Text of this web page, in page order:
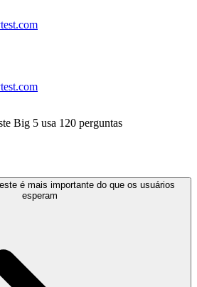
Big 5 usa 120 perguntas
é mais importante do que os usuários
esperam